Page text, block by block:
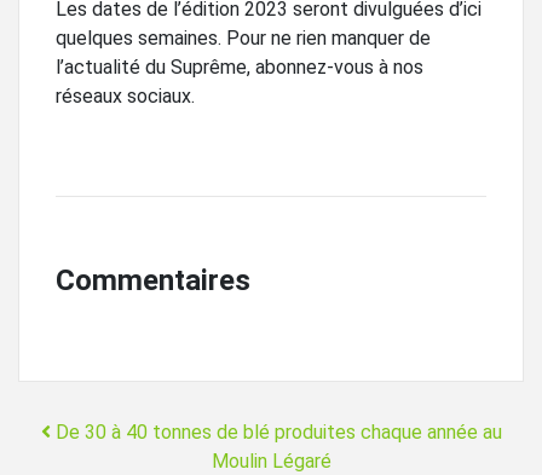
Les dates de l’édition 2023 seront divulguées d’ici
quelques semaines. Pour ne rien manquer de
l’actualité du Suprême, abonnez-vous à nos
réseaux sociaux.
Commentaires
Navigation
De 30 à 40 tonnes de blé produites chaque année au
Moulin Légaré